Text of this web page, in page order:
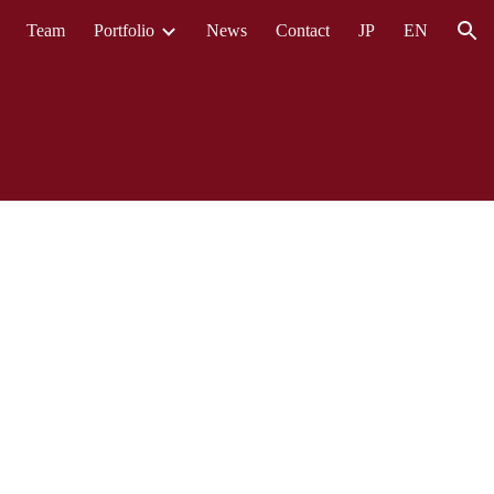
Team Portfolio News Contact JP EN